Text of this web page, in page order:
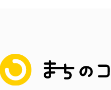
まちのコイン